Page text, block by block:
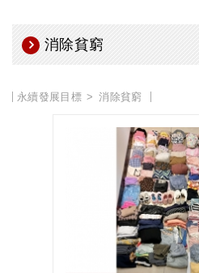
消除貧窮
永續發展目標 消除貧窮